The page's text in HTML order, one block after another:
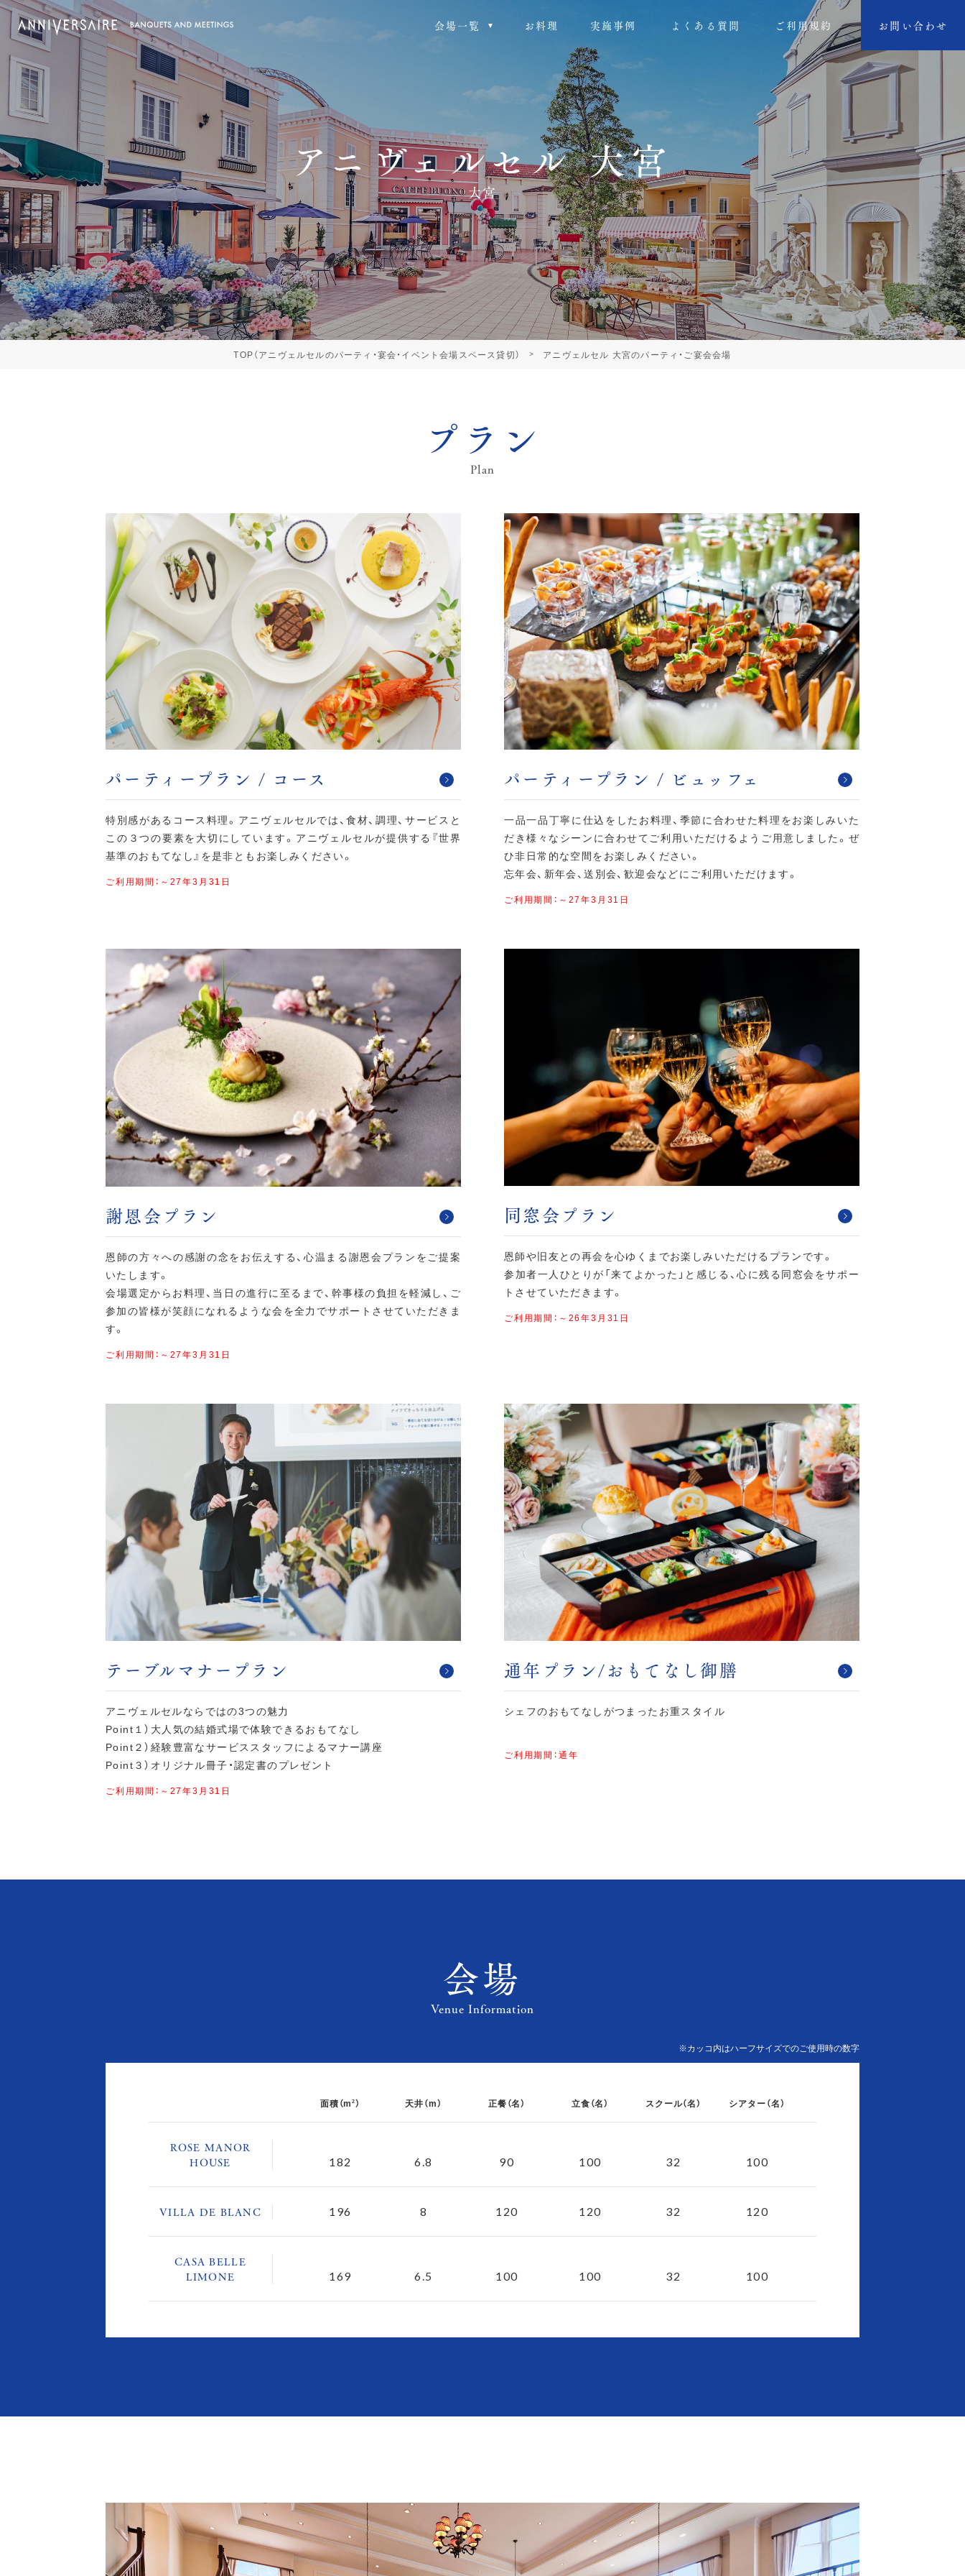
会場一覧 お料理 実施事例 よくある質問 ご利⽤規約 お問い合わせ
アニヴェルセル 大宮
大宮
TOP（アニヴェルセルのパーティ・宴会・イベント会場スペース貸切） アニヴェルセル 大宮のパーティ・ご宴会会場
プラン
Plan
パーティープラン / コース
特別感があるコース料理。アニヴェルセルでは、食材、調理、サービスと
この３つの要素を大切にしています。アニヴェルセルが提供する『世界
基準のおもてなし』を是非ともお楽しみください。
ご利用期間：～27年3月31日
パーティープラン / ビュッフェ
一品一品丁寧に仕込をしたお料理、季節に合わせた料理をお楽しみいた
だき様々なシーンに合わせてご利用いただけるようご用意しました。ぜ
ひ非日常的な空間をお楽しみください。
忘年会、新年会、送別会、歓迎会などにご利用いただけます。
ご利用期間：～27年3月31日
謝恩会プラン
恩師の方々への感謝の念をお伝えする、心温まる謝恩会プランをご提案
いたします。
会場選定からお料理、当日の進行に至るまで、幹事様の負担を軽減し、ご
参加の皆様が笑顔になれるような会を全力でサポートさせていただきま
す。
ご利用期間：～27年3月31日
同窓会プラン
恩師や旧友との再会を心ゆくまでお楽しみいただけるプランです。
参加者一人ひとりが「来てよかった」と感じる、心に残る同窓会をサポー
トさせていただきます。
ご利用期間：～26年3月31日
テーブルマナープラン
アニヴェルセルならではの3つの魅力
Point１）大人気の結婚式場で体験できるおもてなし
Point２）経験豊富なサービススタッフによるマナー講座
Point３）オリジナル冊子・認定書のプレゼント
ご利用期間：～27年3月31日
通年プラン/おもてなし御膳
シェフのおもてなしがつまったお重スタイル
ご利用期間：通年
会場
Venue Information
※カッコ内はハーフサイズでのご使用時の数字
面積（m2） 天井（m） 正餐（名） 立食（名） スクール（名） シアター（名）
ROSE MANOR
HOUSE
182 6.8 90 100 32 100
VILLA DE BLANC 196 8 120 120 32 120
CASA BELLE
LIMONE
169 6.5 100 100 32 100